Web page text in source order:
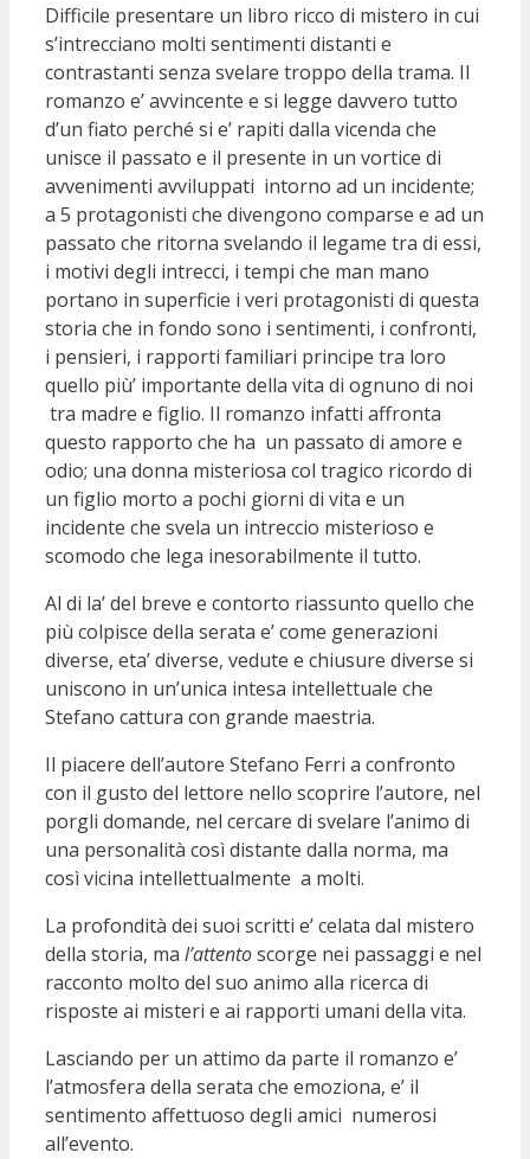
Difficile presentare un libro ricco di mistero in cui
s’intrecciano molti sentimenti distanti e
contrastanti senza svelare troppo della trama. Il
romanzo e’ avvincente e si legge davvero tutto
d’un fiato perché si e’ rapiti dalla vicenda che
unisce il passato e il presente in un vortice di
avvenimenti avviluppati intorno ad un incidente;
a 5 protagonisti che divengono comparse e ad un
passato che ritorna svelando il legame tra di essi,
i motivi degli intrecci, i tempi che man mano
portano in superficie i veri protagonisti di questa
storia che in fondo sono i sentimenti, i confronti,
i pensieri, i rapporti familiari principe tra loro
quello più’ importante della vita di ognuno di noi
tra madre e figlio. Il romanzo infatti affronta
questo rapporto che ha un passato di amore e
odio; una donna misteriosa col tragico ricordo di
un figlio morto a pochi giorni di vita e un
incidente che svela un intreccio misterioso e
scomodo che lega inesorabilmente il tutto.
Al di la’ del breve e contorto riassunto quello che
più colpisce della serata e’ come generazioni
diverse, eta’ diverse, vedute e chiusure diverse si
uniscono in un’unica intesa intellettuale che
Stefano cattura con grande maestria.
Il piacere dell’autore Stefano Ferri a confronto
con il gusto del lettore nello scoprire l’autore, nel
porgli domande, nel cercare di svelare l’animo di
una personalità così distante dalla norma, ma
così vicina intellettualmente a molti.
La profondità dei suoi scritti e’ celata dal mistero
della storia, ma l’attentoscorge nei passaggi e nel
racconto molto del suo animo alla ricerca di
risposte ai misteri e ai rapporti umani della vita.
Lasciando per un attimo da parte il romanzo e’
l’atmosfera della serata che emoziona, e’ il
sentimento affettuoso degli amici numerosi
all’evento.